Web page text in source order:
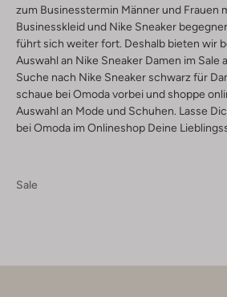
zum Businesstermin Männer und Frauen
Businesskleid und Nike Sneaker
führt sich weiter fort. Deshalb bieten wir
Auswahl an Nike Sneaker Damen im Sale
Suche nach Nike Sneaker schwarz für
schaue bei Omoda vorbei und shoppe
Auswahl an Mode und Schuhen. Lasse
bei Omoda im Onlineshop Deine
Sale